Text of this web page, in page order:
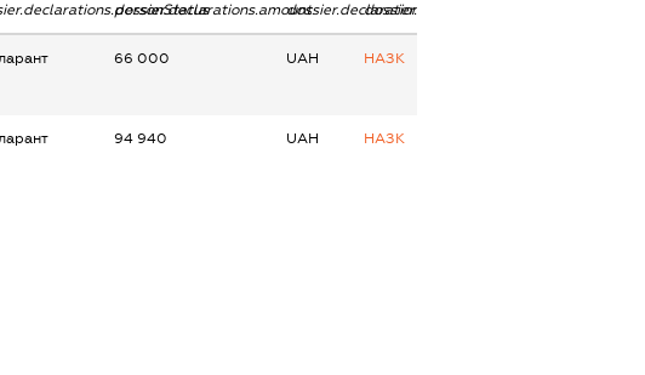
dossier.declarations.amountdossier.declarations.currency
dossier.declarations.source
66 000 UAH НАЗК
94 940 UAH НАЗК